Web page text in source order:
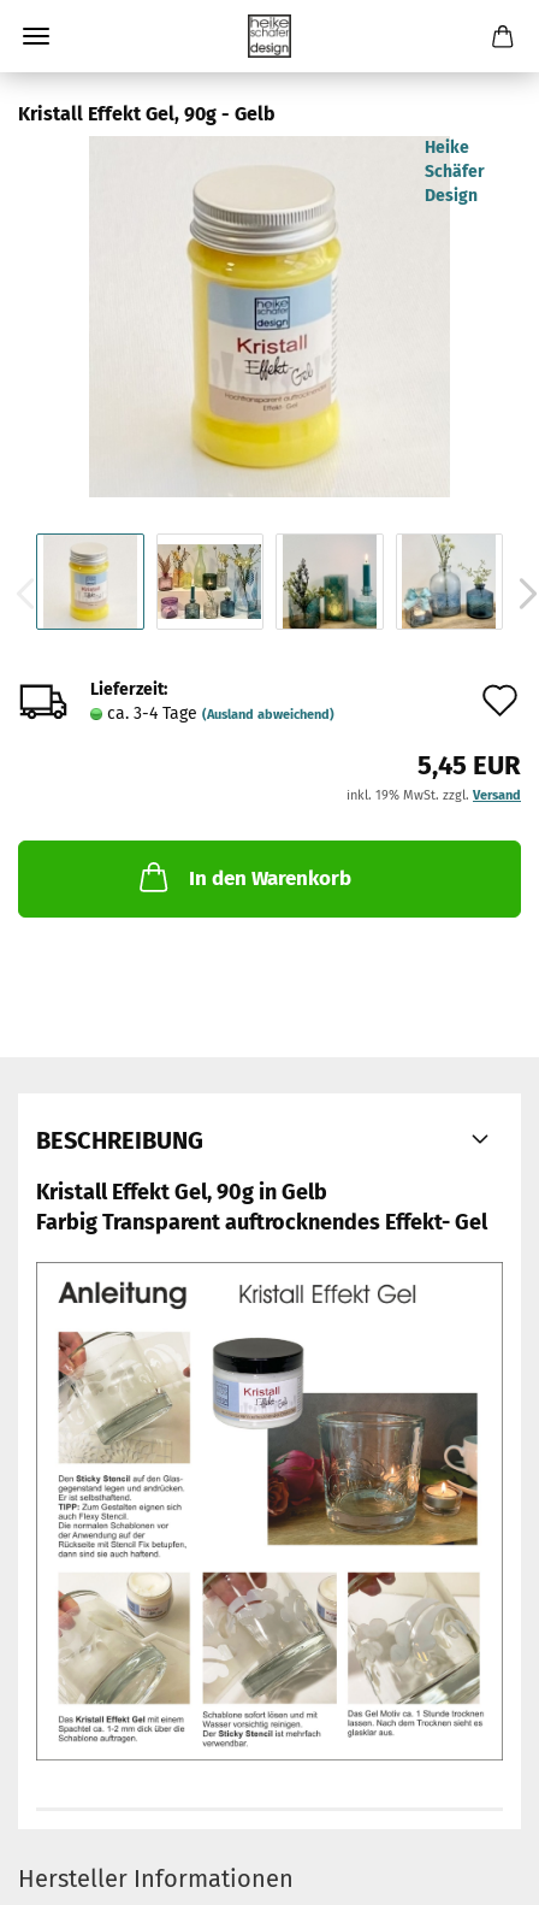
Kristall Effekt Gel, 90g - Gelb
Heike
Schäfer
Design
Lieferzeit:
ca. 3-4 Tage (Ausland abweichend)
5,45 EUR
inkl. 19% MwSt. zzgl. Versand
In den Warenkorb
BESCHREIBUNG
Kristall Effekt Gel, 90g in Gelb
Farbig Transparent auftrocknendes Effekt- Gel
Hersteller Informationen